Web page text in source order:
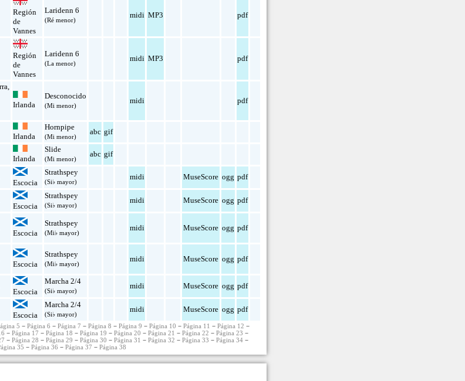
Región
de
Vannes
Laridenn 6
(Ré menor)
midi MP3 pdf
Región
de
Vannes
Laridenn 6
(La menor)
midi MP3 pdf
Irlanda
Desconocido
(Mi menor)
midi pdf
Irlanda
Hornpipe
(Mi menor)
abc gif
Irlanda
Slide
(Mi menor)
abc gif
Escocia
Strathspey
(Si♭ mayor)
midi MuseScore ogg pdf
Escocia
Strathspey
(Si♭ mayor)
midi MuseScore ogg pdf
Escocia
Strathspey
(Mi♭ mayor)
midi MuseScore ogg pdf
Escocia
Strathspey
(Mi♭ mayor)
midi MuseScore ogg pdf
Escocia
Marcha 2/4
(Si♭ mayor)
midi MuseScore ogg pdf
Escocia
Marcha 2/4
(Si♭ mayor)
midi MuseScore ogg pdf
5 − Página 6 − Página 7 − Página 8 − Página 9 − Página 10 − Página 11 − Página 12 −
− Página 17 − Página 18 − Página 19 − Página 20 − Página 21 − Página 22 − Página 23 −
− Página 28 − Página 29 − Página 30 − Página 31 − Página 32 − Página 33 − Página 34−
35 −Página 36 −Página 37 −Página 38